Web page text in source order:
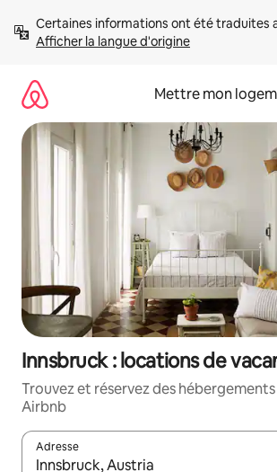
directement
Afficher la langue d'origine
Mettre mon
Innsbruck : locations de
Trouvez et réservez des
Airbnb
Adresse
Lorsque les résultats s'affichent, utilisez